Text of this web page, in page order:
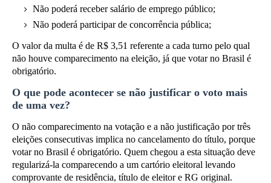
Não poderá receber salário de emprego público;
Não poderá participar de concorrência pública;
O valor da multa é de R$ 3,51 referente a cada turno pelo qual
não houve comparecimento na eleição, já que votar no Brasil é
obrigatório.
O que pode acontecer se não justificar o voto mais
de uma vez?
O não comparecimento na votação e a não justificação por três
eleições consecutivas implica no cancelamento do título, porque
votar no Brasil é obrigatório. Quem chegou a esta situação deve
regularizá-la comparecendo a um cartório eleitoral levando
comprovante de residência, título de eleitor e RG original.